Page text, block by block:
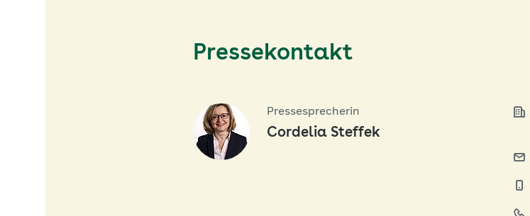
Pressekontakt
Pressesprecherin
Cordelia Steffek